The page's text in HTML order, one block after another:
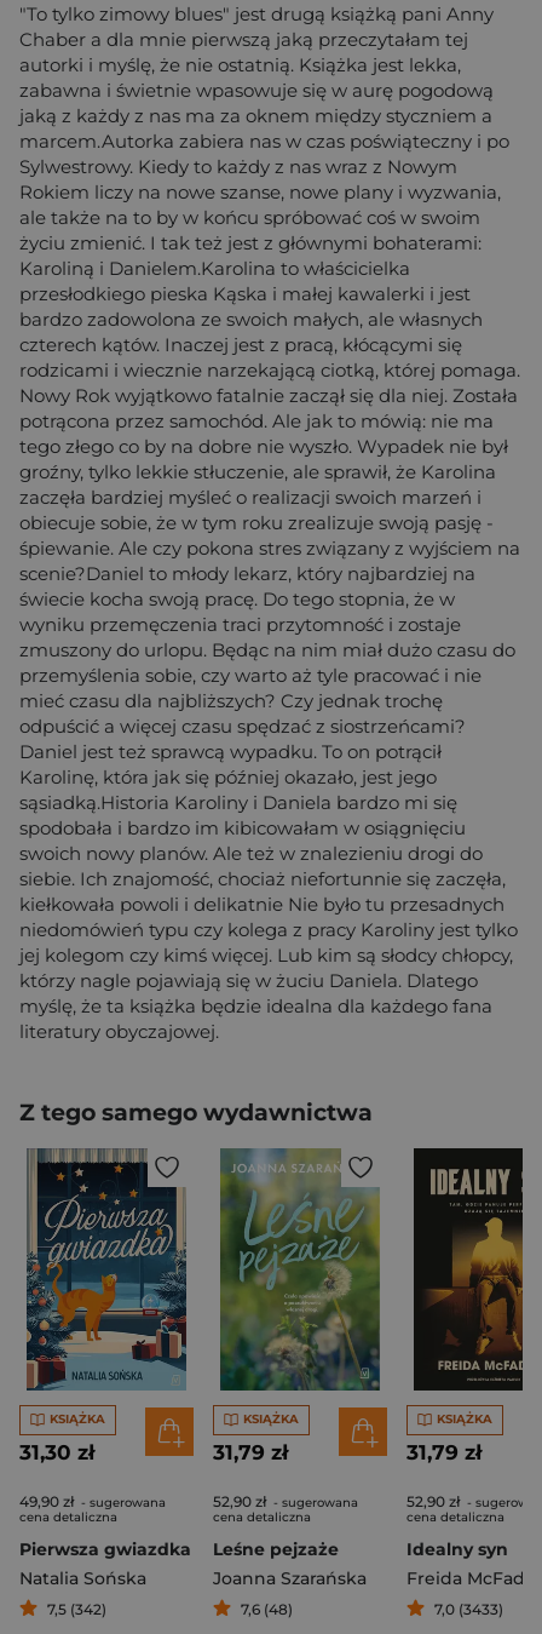
"To tylko zimowy blues" jest drugą książką pani Anny
Chaber a dla mnie pierwszą jaką przeczytałam tej
autorki i myślę, że nie ostatnią. Książka jest lekka,
zabawna i świetnie wpasowuje się w aurę pogodową
jaką z każdy z nas ma za oknem między styczniem a
marcem.Autorka zabiera nas w czas poświąteczny i po
Sylwestrowy. Kiedy to każdy z nas wraz z Nowym
Rokiem liczy na nowe szanse, nowe plany i wyzwania,
ale także na to by w końcu spróbować coś w swoim
życiu zmienić. I tak też jest z głównymi bohaterami:
Karoliną i Danielem.Karolina to właścicielka
przesłodkiego pieska Kąska i małej kawalerki i jest
bardzo zadowolona ze swoich małych, ale własnych
czterech kątów. Inaczej jest z pracą, kłócącymi się
rodzicami i wiecznie narzekającą ciotką, której pomaga.
Nowy Rok wyjątkowo fatalnie zaczął się dla niej. Została
potrącona przez samochód. Ale jak to mówią: nie ma
tego złego co by na dobre nie wyszło. Wypadek nie był
groźny, tylko lekkie stłuczenie, ale sprawił, że Karolina
zaczęła bardziej myśleć o realizacji swoich marzeń i
obiecuje sobie, że w tym roku zrealizuje swoją pasję -
śpiewanie. Ale czy pokona stres związany z wyjściem na
scenie?Daniel to młody lekarz, który najbardziej na
świecie kocha swoją pracę. Do tego stopnia, że w
wyniku przemęczenia traci przytomność i zostaje
zmuszony do urlopu. Będąc na nim miał dużo czasu do
przemyślenia sobie, czy warto aż tyle pracować i nie
mieć czasu dla najbliższych? Czy jednak trochę
odpuścić a więcej czasu spędzać z siostrzeńcami?
Daniel jest też sprawcą wypadku. To on potrącił
Karolinę, która jak się później okazało, jest jego
sąsiadką.Historia Karoliny i Daniela bardzo mi się
spodobała i bardzo im kibicowałam w osiągnięciu
swoich nowy planów. Ale też w znalezieniu drogi do
siebie. Ich znajomość, chociaż niefortunnie się zaczęła,
kiełkowała powoli i delikatnie Nie było tu przesadnych
niedomówień typu czy kolega z pracy Karoliny jest tylko
jej kolegom czy kimś więcej. Lub kim są słodcy chłopcy,
którzy nagle pojawiają się w żuciu Daniela. Dlatego
myślę, że ta książka będzie idealna dla każdego fana
literatury obyczajowej.
Z tego samego wydawnictwa
KSIĄŻKA
31,30 zł
49,90 zł - sugerowana
cena detaliczna
Pierwsza gwiazdka
Natalia Sońska
7,5 (342)
KSIĄŻKA
31,79 zł
52,90 zł - sugerowana
cena detaliczna
Leśne pejzaże
Joanna Szarańska
7,6 (48)
KSIĄŻKA
31,79 zł
52,90 zł -
cena detaliczna
Idealny syn
Freida
7,0 (3433)